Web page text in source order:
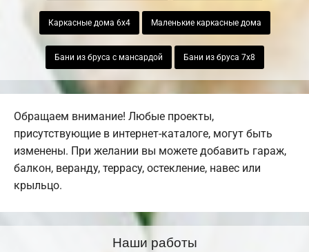
Каркасные дома 6х4 Маленькие каркасные дома
Бани из бруса с мансардой Бани из бруса 7х8
Обращаем внимание! Любые проекты,
присутствующие в интернет-каталоге, могут быть
изменены. При желании вы можете добавить гараж,
балкон, веранду, террасу, остекление, навес или
крыльцо.
Наши работы